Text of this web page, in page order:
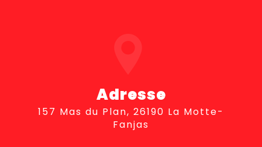
Adresse
157 Mas du Plan, 26190 La Motte-
Fanjas